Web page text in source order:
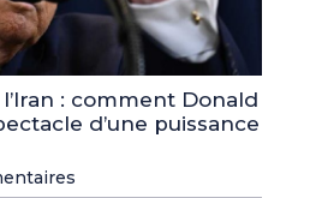
: comment Donald
d’une puissance